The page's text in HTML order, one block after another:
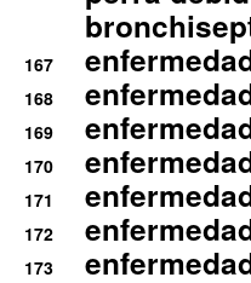
167
168
169
170
171
172
173